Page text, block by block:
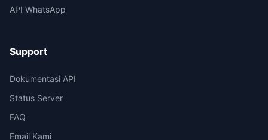
API WhatsApp
Support
Dokumentasi API
Status Server
FAQ
Email Kami